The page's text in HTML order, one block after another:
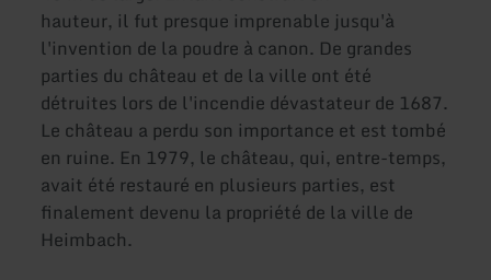
hauteur, il fut presque imprenable jusqu'à
l'invention de la poudre à canon. De grandes
parties du château et de la ville ont été
détruites lors de l'incendie dévastateur de 1687.
Le château a perdu son importance et est tombé
en ruine. En 1979, le château, qui, entre-temps,
avait été restauré en plusieurs parties, est
finalement devenu la propriété de la ville de
Heimbach.